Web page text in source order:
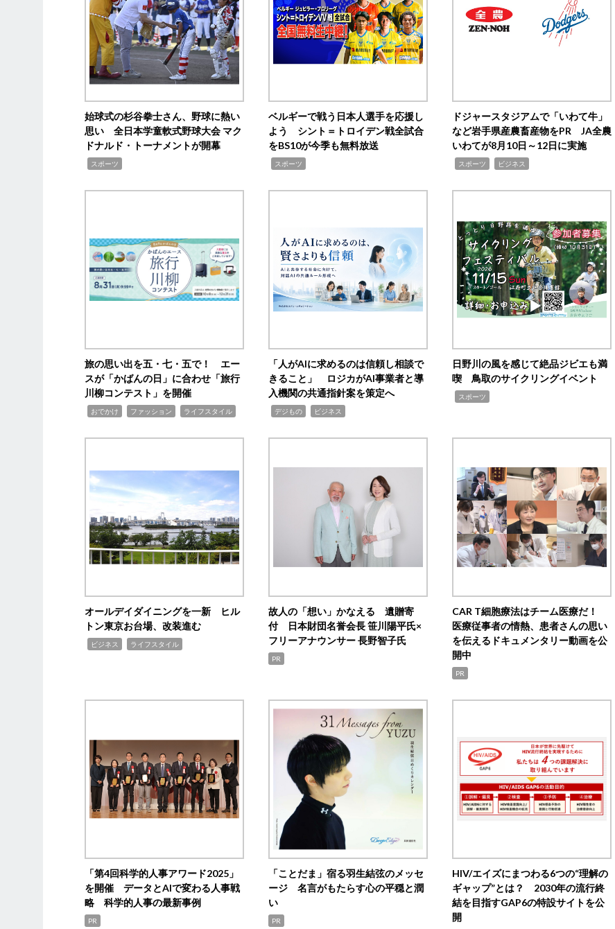
始球式の杉谷拳士さん、野球に熱い
思い 全日本学童軟式野球大会 マク
ドナルド・トーナメントが開幕
スポーツ
ベルギーで戦う日本人選手を応援し
よう シント＝トロイデン戦全試合
をBS10が今季も無料放送
スポーツ
ドジャースタジアムで「いわて牛」
など岩手県産農畜産物をPR JA全農
いわてが8月10日～12日に実施
スポーツ ビジネス
旅の思い出を五・七・五で！ エー
スが「かばんの日」に合わせ「旅行
川柳コンテスト」を開催
おでかけ ファッション ライフスタイル
「人がAIに求めるのは信頼し相談で
きること」 ロジカがAI事業者と導
入機関の共通指針案を策定へ
デジもの ビジネス
日野川の風を感じて絶品ジビエも満
喫 鳥取のサイクリングイベント
スポーツ
オールデイダイニングを一新 ヒル
トン東京お台場、改装進む
ビジネス ライフスタイル
故人の「想い」かなえる 遺贈寄
付 日本財団名誉会長 笹川陽平氏×
フリーアナウンサー 長野智子氏
PR
CAR T細胞療法はチーム医療だ！
医療従事者の情熱、患者さんの思い
を伝えるドキュメンタリー動画を公
開中
PR
「第4回科学的人事アワード2025」
を開催 データとAIで変わる人事戦
略 科学的人事の最新事例
PR
「ことだま」宿る羽生結弦のメッセ
ージ 名言がもたらす心の平穏と潤
い
PR
HIV/エイズにまつわる6つの“理解の
ギャップ”とは？ 2030年の流行終
結を目指すGAP6の特設サイトを公
開